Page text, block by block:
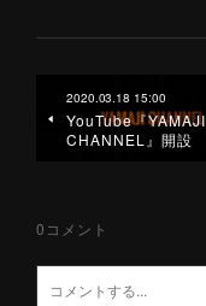
2020.03.18 15:00
YouTube『YAMAJI
CHANNEL』開設
0 コメント